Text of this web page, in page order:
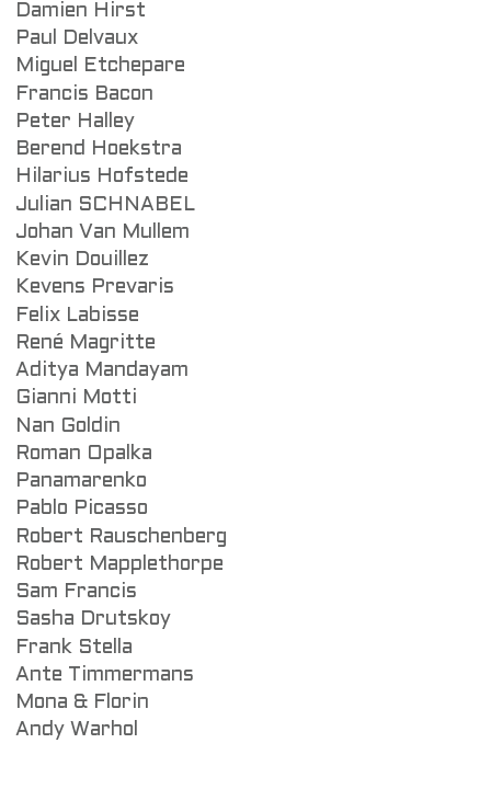
Damien Hirst
Paul Delvaux
Miguel Etchepare
Francis Bacon
Peter Halley
Berend Hoekstra
Hilarius Hofstede
Julian SCHNABEL
Johan Van Mullem
Kevin Douillez
Kevens Prevaris
Felix Labisse
René Magritte
Aditya Mandayam
Gianni Motti
Nan Goldin
Roman Opalka
Panamarenko
Pablo Picasso
Robert Rauschenberg
Robert Mapplethorpe
Sam Francis
Sasha Drutskoy
Frank Stella
Ante Timmermans
Mona & Florin
Andy Warhol